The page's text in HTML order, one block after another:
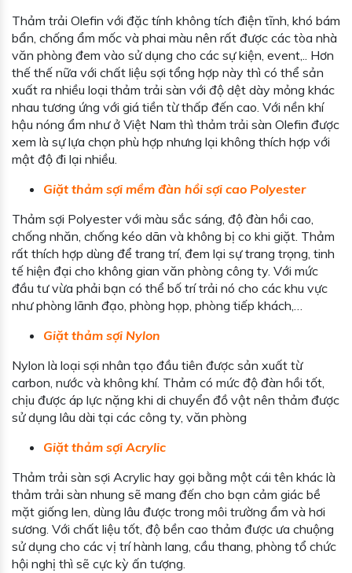
Thảm trải Olefin với đặc tính không tích điện tĩnh, khó bám
bẩn, chống ẩm mốc và phai màu nên rất được các tòa nhà
văn phòng đem vào sử dụng cho các sự kiện, event,.. Hơn
thế thế nữa với chất liệu sợi tổng hợp này thì có thể sản
xuất ra nhiều loại thảm trải sàn với độ dệt dày mỏng khác
nhau tương ứng với giá tiền từ thấp đến cao. Với nền khí
hậu nóng ẩm như ở Việt Nam thì thảm trải sàn Olefin được
xem là sự lựa chọn phù hợp nhưng lại không thích hợp với
mật độ đi lại nhiều.
Giặt thảm sợi mềm đàn hồi sợi cao Polyester
Thảm sợi Polyester với màu sắc sáng, độ đàn hồi cao,
chống nhăn, chống kéo dãn và không bị co khi giặt. Thảm
rất thích hợp dùng để trang trí, đem lại sự trang trọng, tinh
tế hiện đại cho không gian văn phòng công ty. Với mức
đầu tư vừa phải bạn có thể bố trí trải nó cho các khu vực
như phòng lãnh đạo, phòng họp, phòng tiếp khách,…
Giặt thảm sợi Nylon
Nylon là loại sợi nhân tạo đầu tiên được sản xuất từ
carbon, nước và không khí. Thảm có mức độ đàn hồi tốt,
chịu được áp lực nặng khi di chuyển đồ vật nên thảm được
sử dụng lâu dài tại các công ty, văn phòng
Giặt thảm sợi Acrylic
Thảm trải sàn sợi Acrylic hay gọi bằng một cái tên khác là
thảm trải sàn nhung sẽ mang đến cho bạn cảm giác bề
mặt giống len, dùng lâu được trong môi trường ẩm và hơi
sương. Với chất liệu tốt, độ bền cao thảm được ưa chuộng
sử dụng cho các vị trí hành lang, cầu thang, phòng tổ chức
hội nghị thì sẽ cực kỳ ấn tượng.